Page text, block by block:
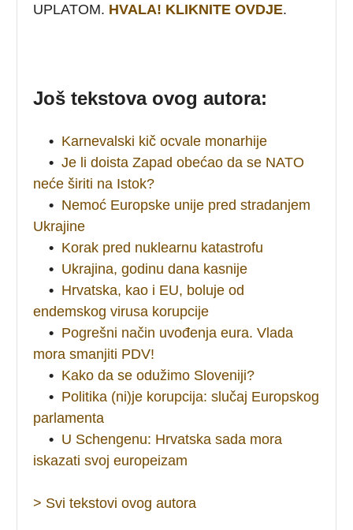
UPLATOM. HVALA! KLIKNITE OVDJE.
Još tekstova ovog autora:
• Karnevalski kič ocvale monarhije
• Je li doista Zapad obećao da se NATO
neće širiti na Istok?
• Nemoć Europske unije pred stradanjem
Ukrajine
• Korak pred nuklearnu katastrofu
• Ukrajina, godinu dana kasnije
• Hrvatska, kao i EU, boluje od
endemskog virusa korupcije
• Pogrešni način uvođenja eura. Vlada
mora smanjiti PDV!
• Kako da se odužimo Sloveniji?
• Politika (ni)je korupcija: slučaj Europskog
parlamenta
• U Schengenu: Hrvatska sada mora
iskazati svoj europeizam
> Svi tekstovi ovog autora